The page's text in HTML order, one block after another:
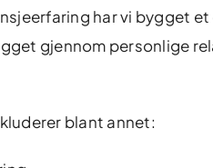
har vi bygget
gjennom personlige
blant annet: